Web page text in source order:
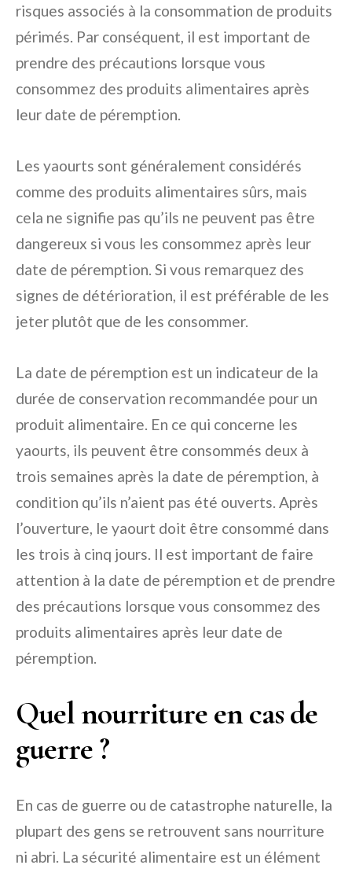
risques associés à la consommation de produits
périmés. Par conséquent, il est important de
prendre des précautions lorsque vous
consommez des produits alimentaires après
leur date de péremption.
Les yaourts sont généralement considérés
comme des produits alimentaires sûrs, mais
cela ne signifie pas qu’ils ne peuvent pas être
dangereux si vous les consommez après leur
date de péremption. Si vous remarquez des
signes de détérioration, il est préférable de les
jeter plutôt que de les consommer.
La date de péremption est un indicateur de la
durée de conservation recommandée pour un
produit alimentaire. En ce qui concerne les
yaourts, ils peuvent être consommés deux à
trois semaines après la date de péremption, à
condition qu’ils n’aient pas été ouverts. Après
l’ouverture, le yaourt doit être consommé dans
les trois à cinq jours. Il est important de faire
attention à la date de péremption et de prendre
des précautions lorsque vous consommez des
produits alimentaires après leur date de
péremption.
Quel nourriture en cas de
guerre ?
En cas de guerre ou de catastrophe naturelle, la
plupart des gens se retrouvent sans nourriture
ni abri. La sécurité alimentaire est un élément